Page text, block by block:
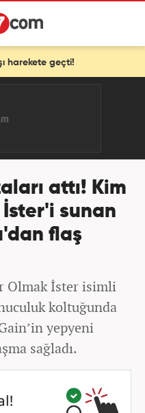
attı! Kim
sunan
flaş
Olmak İster isimli
koltuğunda
yepyeni
sağladı.